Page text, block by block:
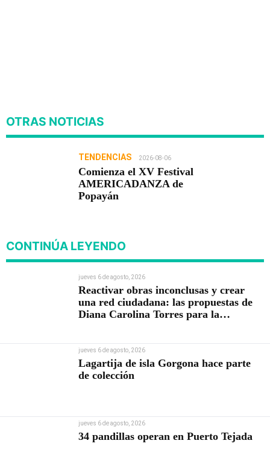
OTRAS NOTICIAS
TENDENCIAS 2026-08-06
Comienza el XV Festival
AMERICADANZA de
Popayán
CONTINÚA LEYENDO
jueves 6 de agosto, 2026
Reactivar obras inconclusas y crear
una red ciudadana: las propuestas de
Diana Carolina Torres para la
jueves 6 de agosto, 2026
Lagartija de isla Gorgona hace parte
de colección
jueves 6 de agosto, 2026
34 pandillas operan en Puerto Tejada